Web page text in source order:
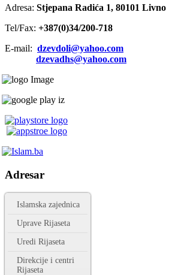
Adresa: Stjepana Radića 1, 80101 Livno
Tel/Fax: +387(0)34/200-718
E-mail: dzevdoli@yahoo.com
dzevadhs@yahoo.com
Adresar
Islamska zajednica
Uprave Rijaseta
Uredi Rijaseta
Direkcije i centri
Rijaseta